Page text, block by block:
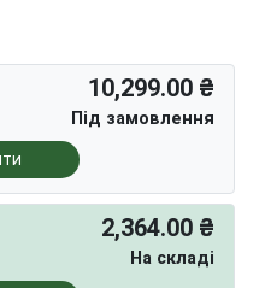
10,299.00 ₴
Під замовлення
2,364.00 ₴
На складі